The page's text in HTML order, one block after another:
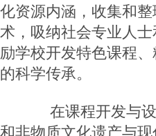
化资源内涵，收集和
术，吸纳社会专业人
励学校开发特色课程
的科学传承。
在课程开发与设
和非物质文化遗产与